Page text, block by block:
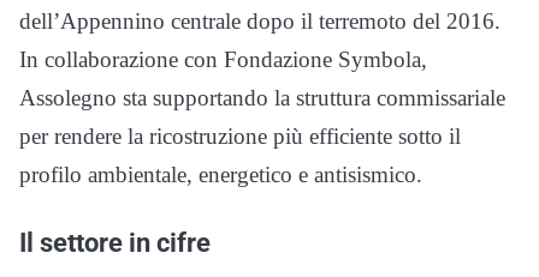
dell’Appennino centrale dopo il terremoto del 2016.
In collaborazione con Fondazione Symbola,
Assolegno sta supportando la struttura commissariale
per rendere la ricostruzione più efficiente sotto il
profilo ambientale, energetico e antisismico.
Il settore in cifre